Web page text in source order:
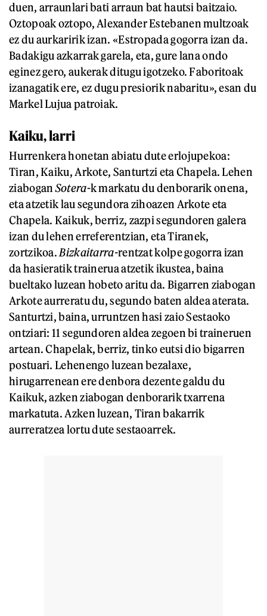
duen, arraunlari bati arraun bat hautsi baitzaio.
Oztopoak oztopo, Alexander Estebanen multzoak
ez du aurkaririk izan. «Estropada gogorra izan da.
Badakigu azkarrak garela, eta, gure lana ondo
eginez gero, aukerak ditugu igotzeko. Faboritoak
izanagatik ere, ez dugu presiorik nabaritu», esan du
Markel Lujua patroiak.
Kaiku, larri
Hurrenkera honetan abiatu dute erlojupekoa:
Tiran, Kaiku, Arkote, Santurtzi eta Chapela. Lehen
ziaboganSotera-k markatu du denborarik onena,
eta atzetik lau segundora zihoazen Arkote eta
Chapela. Kaikuk, berriz, zazpi segundoren galera
izan du lehen erreferentzian, eta Tiranek,
zortzikoa. Bizkaitarra-rentzat kolpe gogorra izan
da hasieratik trainerua atzetik ikustea, baina
bueltako luzean hobeto aritu da. Bigarren ziabogan
Arkote aurreratu du, segundo baten aldea aterata.
Santurtzi, baina, urruntzen hasi zaio Sestaoko
ontziari: 11 segundoren aldea zegoen bi traineruen
artean. Chapelak, berriz, tinko eutsi dio bigarren
postuari. Lehenengo luzean bezalaxe,
hirugarrenean ere denbora dezente galdu du
Kaikuk, azken ziabogan denborarik txarrena
markatuta. Azken luzean, Tiran bakarrik
aurreratzea lortu dute sestaoarrek.